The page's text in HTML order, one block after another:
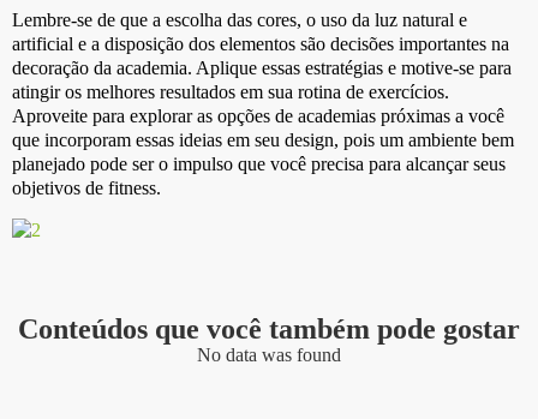
Lembre-se de que a escolha das cores, o uso da luz natural e
artificial e a disposição dos elementos são decisões importantes na
decoração da academia. Aplique essas estratégias e motive-se para
atingir os melhores resultados em sua rotina de exercícios.
Aproveite para explorar as opções de academias próximas a você
que incorporam essas ideias em seu design, pois um ambiente bem
planejado pode ser o impulso que você precisa para alcançar seus
objetivos de fitness.
Conteúdos que você também pode gostar
No data was found